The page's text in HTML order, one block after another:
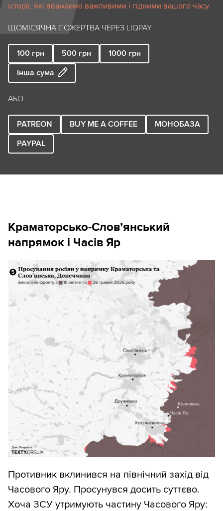
історії, які вважаємо важливими і гідними вашого часу.
ЩОМІСЯЧНА ПОЖЕРТВА ЧЕРЕЗ LIQPAY
100 грн 500 грн 1000 грн
Інша сума
АБО
PATREON BUY ME A COFFEE
МОНОБАЗА
PAYPAL
Краматорсько-Слов’янський
напрямок і Часів Яр
Противник вклинився на північний захід від
Часового Яру. Просунувся досить суттєво.
Хоча ЗСУ утримують частину Часового Яру: